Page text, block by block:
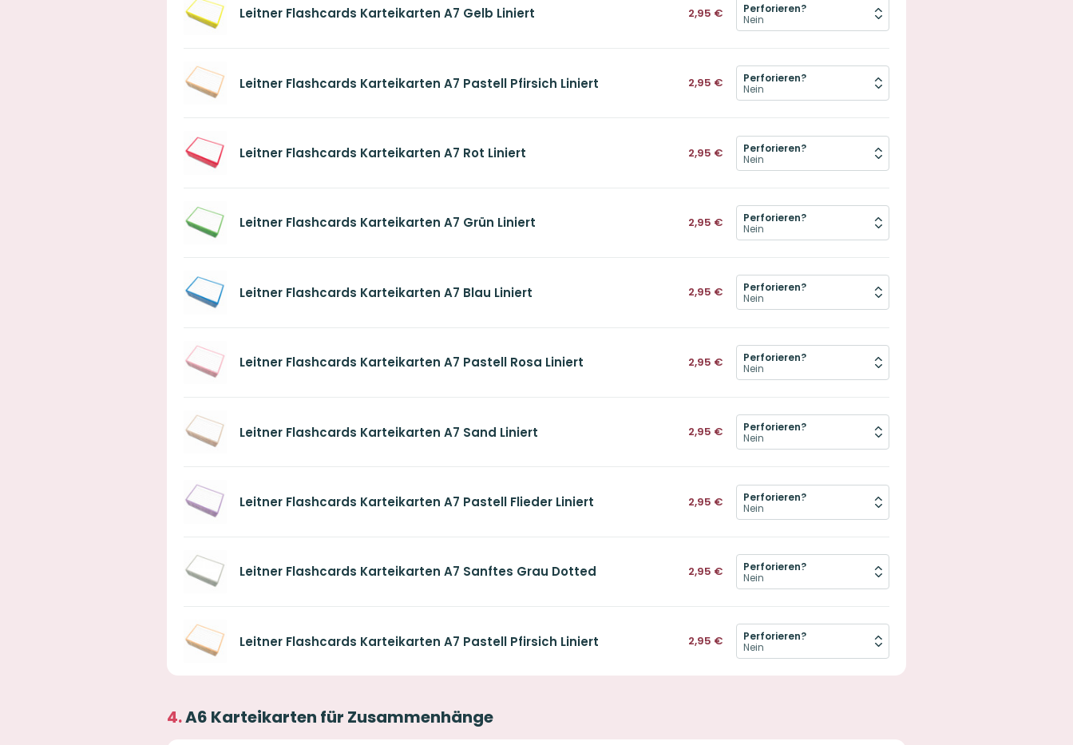
Leitner Flashcards Karteikarten A7 Gelb Liniert 2,95 € Perforieren?
Leitner Flashcards Karteikarten A7 Pastell Pfirsich Liniert 2,95 € Perforieren?
Leitner Flashcards Karteikarten A7 Rot Liniert 2,95 € Perforieren?
Leitner Flashcards Karteikarten A7 Grün Liniert 2,95 € Perforieren?
Leitner Flashcards Karteikarten A7 Blau Liniert 2,95 € Perforieren?
Leitner Flashcards Karteikarten A7 Pastell Rosa Liniert 2,95 € Perforieren?
Leitner Flashcards Karteikarten A7 Sand Liniert 2,95 € Perforieren?
Leitner Flashcards Karteikarten A7 Pastell Flieder Liniert 2,95 € Perforieren?
Leitner Flashcards Karteikarten A7 Sanftes Grau Dotted 2,95 € Perforieren?
Leitner Flashcards Karteikarten A7 Pastell Pfirsich Liniert 2,95 € Perforieren?
A6 Karteikarten für Zusammenhänge